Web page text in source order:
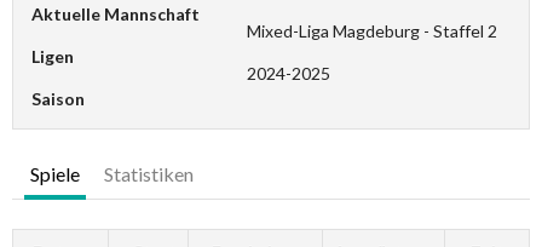
Aktuelle Mannschaft
Ligen
Mixed-Liga Magdeburg - Staffel 2
Saison
2024-2025
Spiele Statistiken